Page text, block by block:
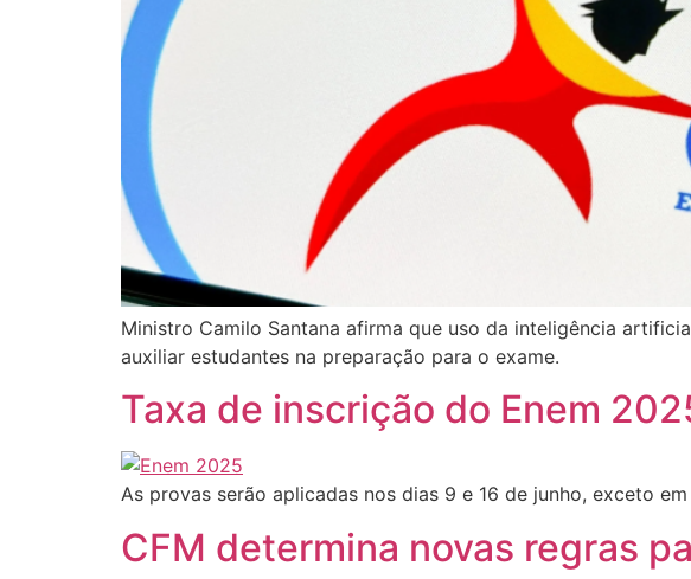
Ministro Camilo Santana afirma que uso da inteligência
auxiliar estudantes na preparação para o exame.
Taxa de inscrição do Enem
As provas serão aplicadas nos dias 9 e 16 de junho, exceto
CFM determina novas regras